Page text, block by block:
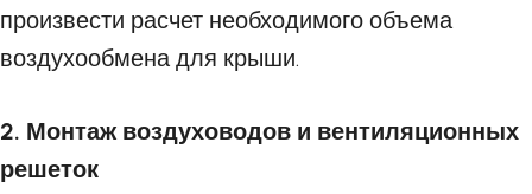
произвести расчет необходимого объема
воздухообмена для крыши.
2. Монтаж воздуховодов и вентиляционных
решеток